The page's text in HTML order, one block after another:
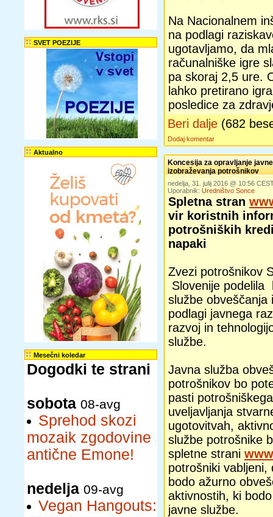
SVET POEZIJE
Aktualno
Mesečni koledar
Dogodki te strani
sobota 08-avg
Sprehod skozi
mozaik zgodovine
antične Emone!
nedelja 09-avg
Vegan Hangouts:
Na Nacionalnem
na podlagi
ugotavljamo, da
računalniške igre
pa skoraj 2,5 ure.
lahko pretirano
posledice za
Beri dalje (682
Dodaj komentar
Koncesija za opravljanje
izobraževanja potrošnikov
nedelja, 31. julij 2016 @ 10:56
Uporabnik: Uredništvo Sonce
Spletna stran
vir koristnih
potrošniških
napaki
Zvezi potrošnikov
Slovenije podelila
službe obveščanja
podlagi javnega
razvoj in
službe.
Javna služba
potrošnikov bo
pasti
uveljavljanja
ugotovitvah,
službe potrošnike
spletne strani
potrošniki vabljeni,
bodo ažurno
aktivnostih, ki
javne službe.